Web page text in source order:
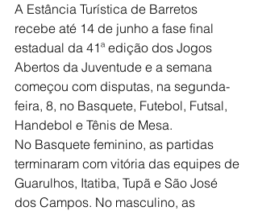
A Estância Turística de Barretos
recebe até 14 de junho a fase final
estadual da 41ª edição dos Jogos
Abertos da Juventude e a semana
começou com disputas, na segunda-
feira, 8, no Basquete, Futebol, Futsal,
Handebol e Tênis de Mesa.
No Basquete feminino, as partidas
terminaram com vitória das equipes de
Guarulhos, Itatiba, Tupã e São José
dos Campos. No masculino, as